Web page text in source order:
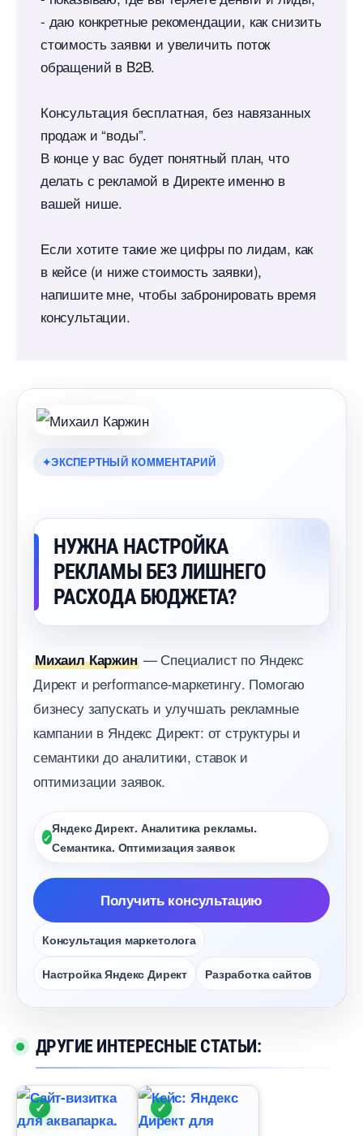
- даю конкретные рекомендации, как снизить
стоимость заявки и увеличить поток
обращений в B2B.
Консультация бесплатная, без навязанных
продаж и “воды”.
конце у вас будет понятный план, что
делать с рекламой в Директе именно
ашей нише.
Если хотите такие же цифры по лидам, как
кейсе (и ниже стоимость заявки),
напишите мне, чтобы забронировать время
консультации.
ЭКСПЕРТНЫЙ КОММЕНТАРИЙ
НУЖНА НАСТРОЙКА
РЕКЛАМЫ БЕЗ ЛИШНЕГО
РАСХОДА БЮДЖЕТА?
Михаил Каржин— Специалист по Яндекс
Директ и performance-маркетингу. Помогаю
изнесу запускать и улучшать рекламные
кампании в Яндекс Директ: от структуры и
семантики до аналитики, ставок и
оптимизации заявок.
Яндекс Директ. Аналитика рекламы.
Семантика. Оптимизация заявок
Получить консультацию
Консультация маркетолога
Настройка Яндекс Директ Разработка сайто
ДРУГИЕ ИНТЕРЕСНЫЕ СТАТЬИ: